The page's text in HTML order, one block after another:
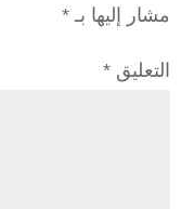
مشار إليها بـ *
التعليق *